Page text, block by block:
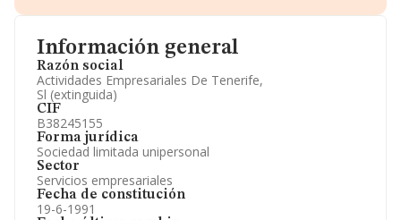
Información general
Razón social
Actividades Empresariales De Tenerife,
Sl (extinguida)
CIF
B38245155
Forma jurídica
Sociedad limitada unipersonal
Sector
Servicios empresariales
Fecha de constitución
19-6-1991
Accionistas.
Artículos de prensa publicados sobre la empresa.
Información oficial y registral complementaria.